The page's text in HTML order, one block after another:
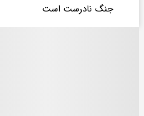
جنگ نادرست است